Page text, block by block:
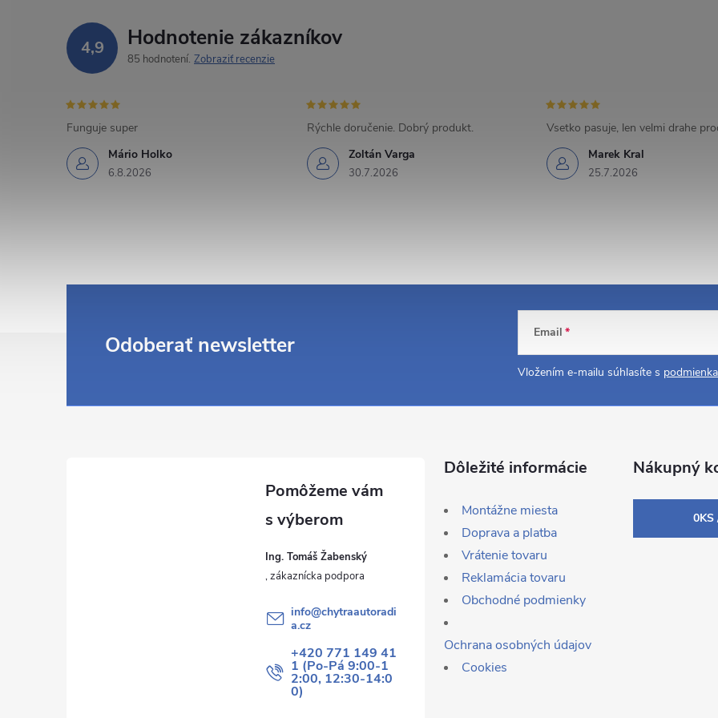
4,9 Hodnotenie zákazníkov
85 hodnotení Zobraziť recenzie
Mário Holko
6.8.2026
Funguje super
Zoltán Varga
30.7.2026
Rýchle doručenie. Dobrý produkt.
Marek Kral
25.7.2026
Vsetko pasuje, len velmi drahe
Odoberať newsletter Email
Vložením e-mailu súhlasíte s
Ing. Tomáš Žabenský
info@chytraautoradi
a.cz
+420 771 149 41
1 (Po-Pá 9:00-1
2:00, 12:30-14:0
0)
Dôležité informácie
Montážne miesta
Doprava a platba
Vrátenie tovaru
Reklamácia tovaru
Obchodné podmienky
Ochrana osobných údajov
Cookies
Nákupný
0